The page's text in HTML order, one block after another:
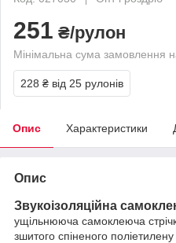
251 ₴/рулон
Мінімальна сума замовлення
228 ₴ від 25 рулонів
Опис Характеристики
Опис
Звукоізоляційна
ущільнююча самоклеюча
зшитого спіненого